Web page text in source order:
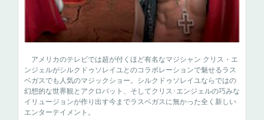
アメリカのテレビでは超が付くほど有名なマジシャン クリス・エ
ンジェルがシルクドゥソレイユとのコラボレーションで魅せるラス
ベガスでも人気のマジックショー。シルクドゥソレイユならではの
幻想的な世界観とアクロバット、そしてクリス･エンジェルの巧みな
イリュージョンが作り出す今までラスベガスに無かった全く新しい
エンターテイメント。